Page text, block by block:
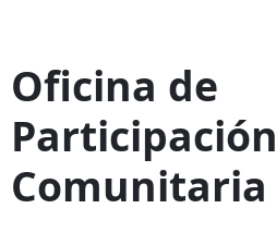
Oficina de
Participación
Comunitaria